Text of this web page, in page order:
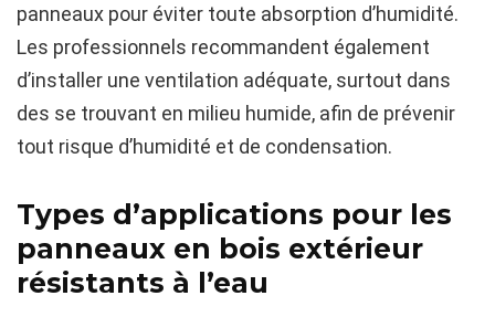
panneaux pour éviter toute absorption d’humidité.
Les professionnels recommandent également
d’installer une ventilation adéquate, surtout dans
des se trouvant en milieu humide, afin de prévenir
tout risque d’humidité et de condensation.
Types d’applications pour les
panneaux en bois extérieur
résistants à l’eau